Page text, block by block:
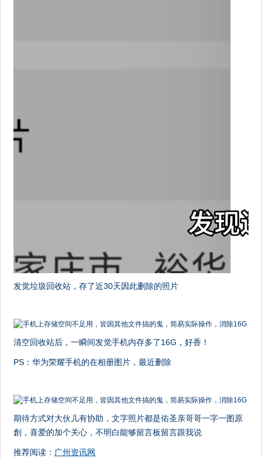
发觉垃圾回收站，存了近30天因此删除的照片
清空回收站后，一瞬间发觉手机内存多了16G，好香！
PS：华为荣耀手机的在相册图片，最近删除
期待方式对大伙儿有协助，文字照片都是佑圣亲哥哥一字一图原
創，喜爱的加个关心，不明白能够留言板留言跟我说
推荐阅读： 广州资讯网